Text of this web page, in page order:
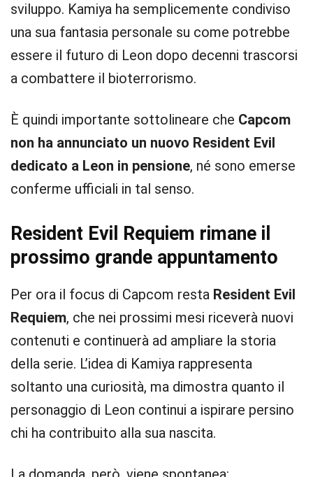
sviluppo. Kamiya ha semplicemente condiviso
una sua fantasia personale su come potrebbe
essere il futuro di Leon dopo decenni trascorsi
a combattere il bioterrorismo.
È quindi importante sottolineare che Capcom
non ha annunciato un nuovo Resident Evil
dedicato a Leon in pensione, né sono emerse
conferme ufficiali in tal senso.
Resident Evil Requiem rimane il
prossimo grande appuntamento
Per ora il focus di Capcom resta Resident Evil
Requiem, che nei prossimi mesi riceverà nuovi
contenuti e continuerà ad ampliare la storia
della serie. L’idea di Kamiya rappresenta
soltanto una curiosità, ma dimostra quanto il
personaggio di Leon continui a ispirare persino
chi ha contribuito alla sua nascita.